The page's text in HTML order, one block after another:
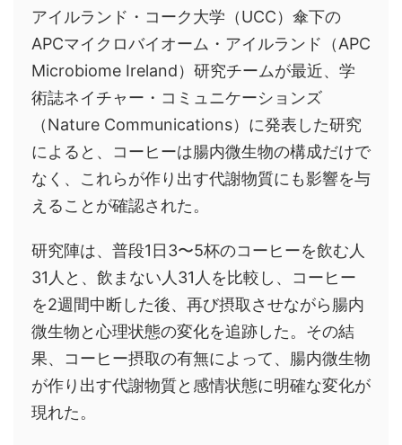
アイルランド・コーク大学（UCC）傘下の
APCマイクロバイオーム・アイルランド（APC
Microbiome Ireland）研究チームが最近、学
術誌ネイチャー・コミュニケーションズ
（Nature Communications）に発表した研究
によると、コーヒーは腸内微生物の構成だけで
なく、これらが作り出す代謝物質にも影響を与
えることが確認された。
研究陣は、普段1日3〜5杯のコーヒーを飲む人
31人と、飲まない人31人を比較し、コーヒー
を2週間中断した後、再び摂取させながら腸内
微生物と心理状態の変化を追跡した。その結
果、コーヒー摂取の有無によって、腸内微生物
が作り出す代謝物質と感情状態に明確な変化が
現れた。